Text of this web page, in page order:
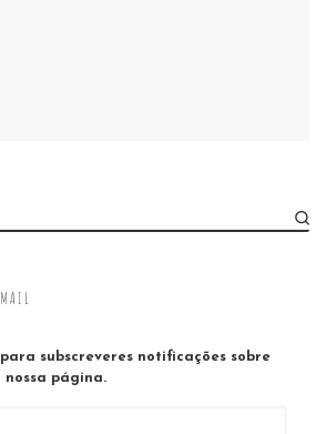
subscreveres notificações sobre
nossa página.